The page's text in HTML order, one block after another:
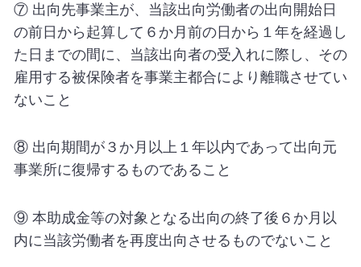
⑦ 出向先事業主が、当該出向労働者の出向開始日
の前日から起算して６か月前の日から１年を経過し
た日までの間に、当該出向者の受入れに際し、その
雇用する被保険者を事業主都合により離職させてい
ないこと
⑧ 出向期間が３か月以上１年以内であって出向元
事業所に復帰するものであること
⑨ 本助成金等の対象となる出向の終了後６か月以
内に当該労働者を再度出向させるものでないこと